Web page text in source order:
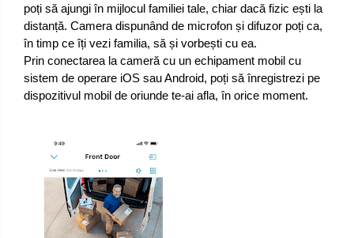
poți să ajungi în mijlocul familiei tale, chiar dacă fizic ești la
distanță. Camera dispunând de microfon și difuzor poți ca,
în timp ce îți vezi familia, să și vorbești cu ea.
Prin conectarea la cameră cu un echipament mobil cu
sistem de operare iOS sau Android, poți să înregistrezi pe
dispozitivul mobil de oriunde te-ai afla, în orice moment.